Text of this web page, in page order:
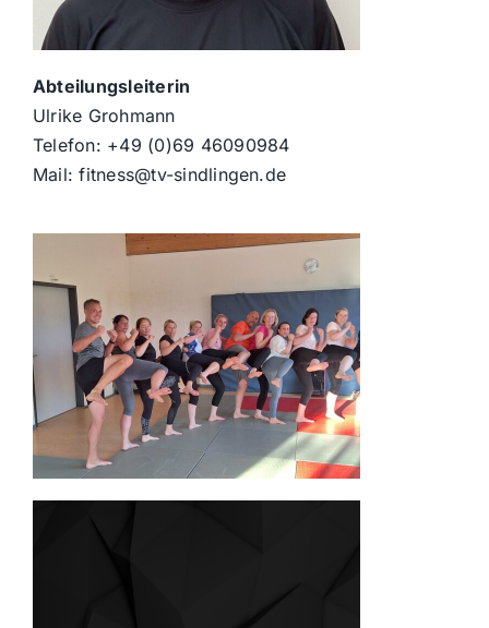
Abteilungsleiterin
Ulrike Grohmann
Telefon: +49 (0)69 46090984
Mail: fitness@tv-sindlingen.de